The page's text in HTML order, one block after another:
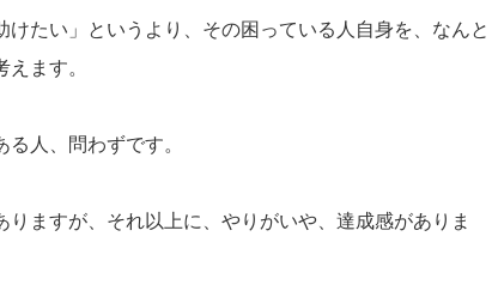
たい」というより、その困っている人自身を、なんと
ます。
人、問わずです。
ますが、それ以上に、やりがいや、達成感がありま